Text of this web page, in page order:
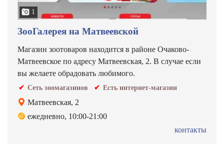
1
ЗооГалерея на Матвеевской
Магазин зоотоваров находится в районе Очаково-
Матвеевское по адресу Матвеевская, 2. В случае если
вы желаете обрадовать любимого.
Сеть зоомагазинов Есть интернет-магазин
Матвеевская, 2
ежедневно, 10:00-21:00
контакты